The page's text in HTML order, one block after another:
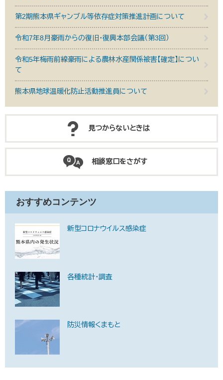
第2期熊本県ギャンブル等依存症対策推進計画について
令和7年8月豪雨からの復旧・復興本部会議（第3回）
令和5年梅雨前線豪雨による農林水産関係被害【確定】につい
て
熊本県地球温暖化防止活動推進員について
見つからないときは
相談窓口をさがす
おすすめコンテンツ
新型コロナウイルス感染症
各種統計・調査
防災情報くまもと